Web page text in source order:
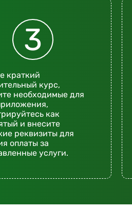
3
краткий
курс,
необходимые для
как
и внесите
реквизиты для
оплаты за
услуги.